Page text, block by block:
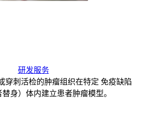
研发服务
穿刺活检的肿瘤组织在特定 免疫缺陷
身）体内建立患者肿瘤模型。